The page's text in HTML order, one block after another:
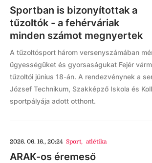
Sportban is bizonyítottak a
tűzoltók - a fehérváriak
minden számot megnyertek
A tűzoltósport három versenyszámában
ügyességüket és gyorsaságukat Fejér
tűzoltói június 18-án. A rendezvénynek a
József Technikum, Szakképző Iskola és
sportpályája adott otthont.
2026. 06. 16., 20:24 Sport, atlétika
ARAK-os éremeső